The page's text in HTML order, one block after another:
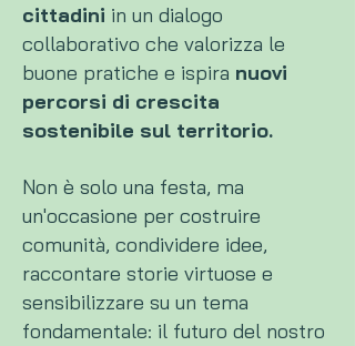
cittadini in un dialogo
collaborativo che valorizza le
buone pratiche e ispira nuovi
percorsi di crescita
sostenibile sul territorio.
Non è solo una festa, ma
un'occasione per costruire
comunità, condividere idee,
raccontare storie virtuose e
sensibilizzare su un tema
fondamentale: il futuro del nostro